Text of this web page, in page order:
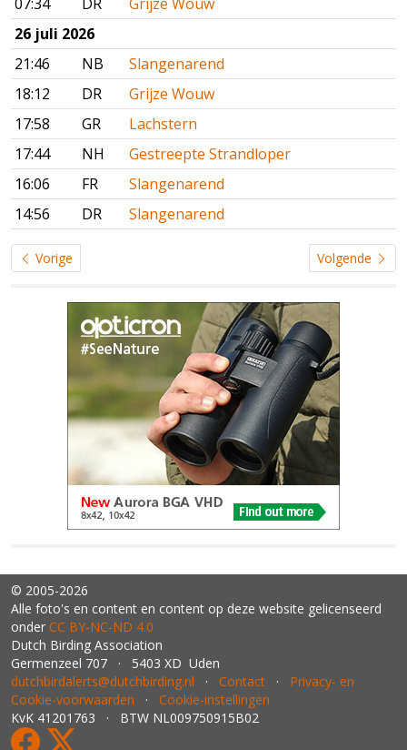
26 juli 2026
21:46
NB
Slangenarend
18:12
DR
Grijze Wouw
17:58
GR
Lachstern
17:44
NH
Gestreepte Strandloper
16:06
FR
Slangenarend
14:56
DR Slangenarend
Vorige Volgende
© 2005-2026
Alle foto's en content en content op deze website gelicenseerd
onder CC BY‑NC‑ND 4.0
Dutch Birding Association
Germenzeel 707 · 5403 XD Uden
dutchbirdalerts@dutchbirding.nl · Contact · Privacy- en
Cookie-voorwaarden · Cookie-instellingen
KvK 41201763 · BTW NL009750915B02